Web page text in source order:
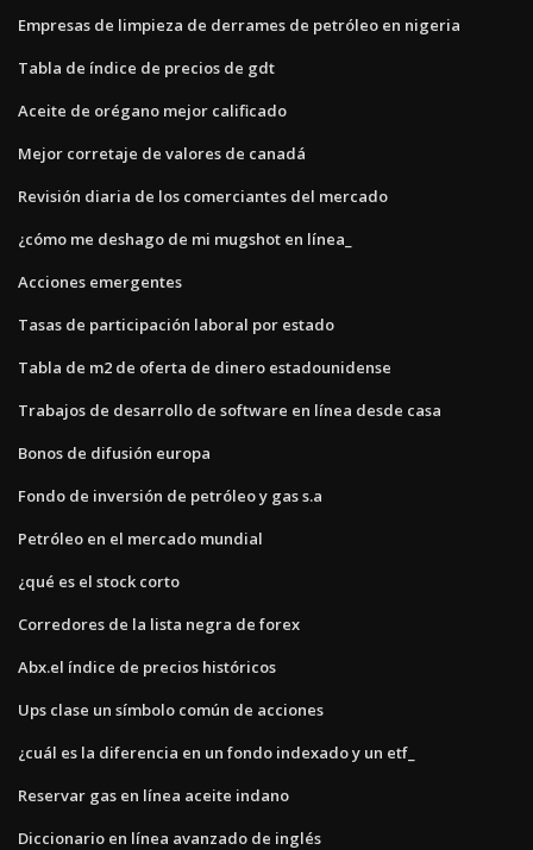
Empresas de limpieza de derrames de petróleo en nigeria
Tabla de índice de precios de gdt
Aceite de orégano mejor calificado
Mejor corretaje de valores de canadá
Revisión diaria de los comerciantes del mercado
¿cómo me deshago de mi mugshot en línea_
Acciones emergentes
Tasas de participación laboral por estado
Tabla de m2 de oferta de dinero estadounidense
Trabajos de desarrollo de software en línea desde casa
Bonos de difusión europa
Fondo de inversión de petróleo y gas s.a
Petróleo en el mercado mundial
¿qué es el stock corto
Corredores de la lista negra de forex
Abx.el índice de precios históricos
Ups clase un símbolo común de acciones
¿cuál es la diferencia en un fondo indexado y un etf_
Reservar gas en línea aceite indano
Diccionario en línea avanzado de inglés